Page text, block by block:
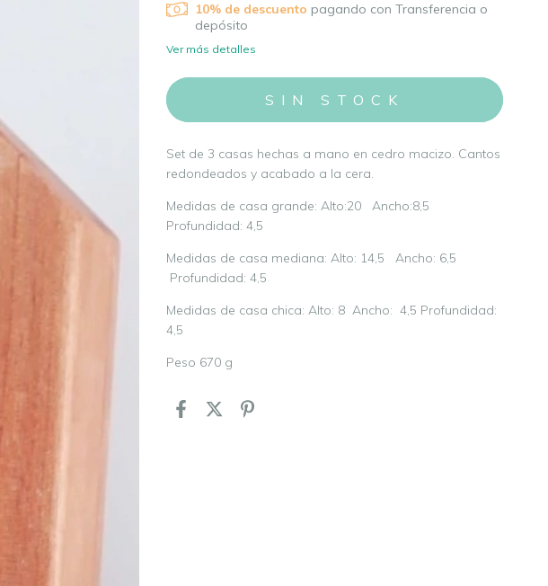
10% de descuento pagando con Transferencia o
depósito
Ver más detalles
Set de 3 casas hechas a mano en cedro macizo. Cantos
redondeados y acabado a la cera.
Medidas de casa grande: Alto:20 Ancho:8,5
Profundidad: 4,5
Medidas de casa mediana: Alto: 14,5 Ancho: 6,5
Profundidad: 4,5
Medidas de casa chica: Alto: 8 Ancho: 4,5 Profundidad:
4,5
Peso 670 g